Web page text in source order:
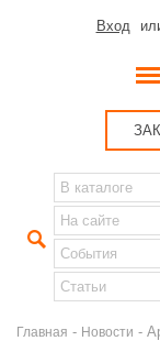
Вход
Главная - Новости -